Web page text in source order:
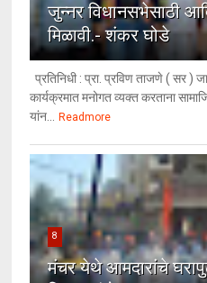
जुन्नर विधानसभेसाठी
मिळावी.- शंकर घोडे
प्रतिनिधी : प्रा. प्रविण ताजणे ( सर )
कार्यक्रमात मनोगत व्यक्त करताना
यांन... Readmore
8
मंचर येथे आमदारांचे